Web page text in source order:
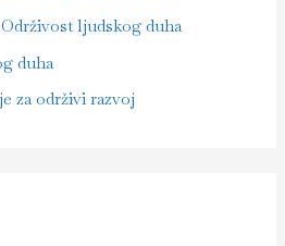
Održivost ljudskog duha
duha
za održivi razvoj